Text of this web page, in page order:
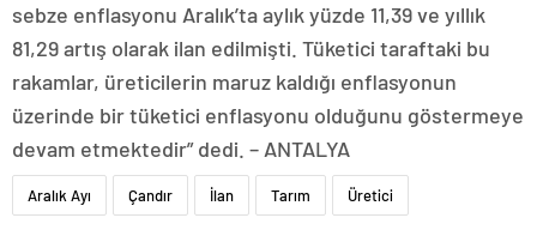
sebze enflasyonu Aralık’ta aylık yüzde 11,39 ve yıllık
81,29 artış olarak ilan edilmişti. Tüketici taraftaki bu
rakamlar, üreticilerin maruz kaldığı enflasyonun
üzerinde bir tüketici enflasyonu olduğunu göstermeye
devam etmektedir” dedi. – ANTALYA
Aralık Ayı Çandır İlan Tarım Üretici